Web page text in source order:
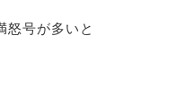
号が多いと